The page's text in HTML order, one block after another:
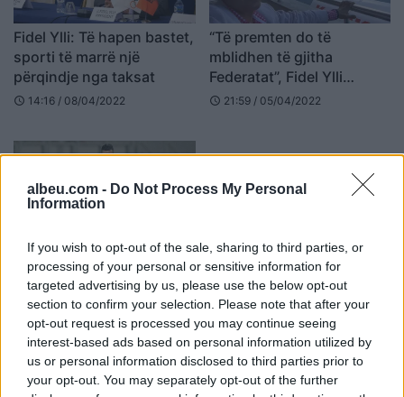
albeu.com - Do Not Process My Personal
Information
If you wish to opt-out of the sale, sharing to third parties, or
processing of your personal or sensitive information for
targeted advertising by us, please use the below opt-out
section to confirm your selection. Please note that after your
opt-out request is processed you may continue seeing
interest-based ads based on personal information utilized by
us or personal information disclosed to third parties prior to
your opt-out. You may separately opt-out of the further
Fidel Ylli: Të hapen bastet,
sporti të marrë një
përqindje nga taksat
schedule 14:16 / 08/04/2022
“Të premten do të
mblidhen të gjitha
Federatat”, Fidel Ylli
qeverisë: Hapni bastet
schedule 21:59 / 05/04/2022
Sonte miqësorja Spanjë-
Shqipëri, bastet
“fundosin” kombëtaren
tonë
11:21 / 26/03/2022